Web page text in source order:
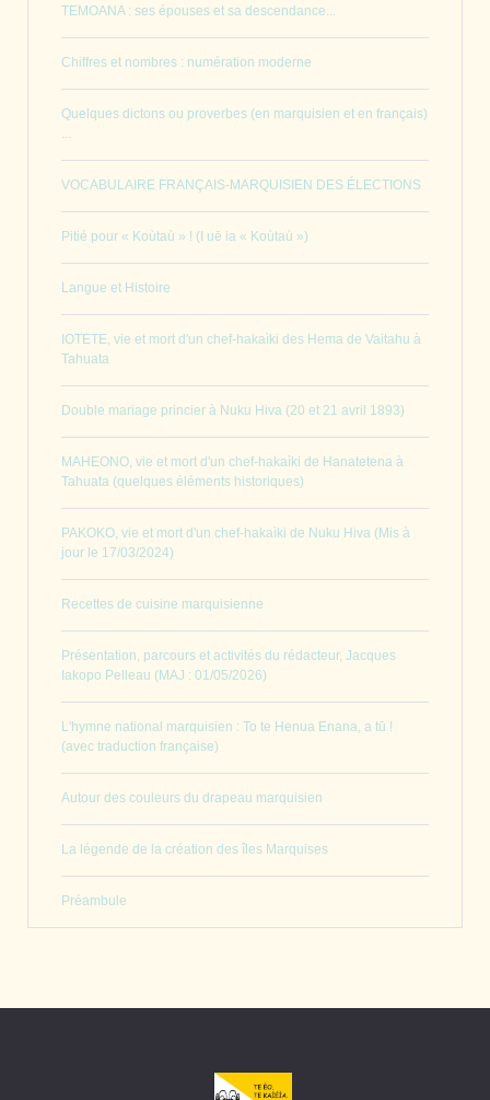
TEMOANA : ses épouses et sa descendance...
Chiffres et nombres : numération moderne
Quelques dictons ou proverbes (en marquisien et en français)
...
VOCABULAIRE FRANÇAIS-MARQUISIEN DES ÉLECTIONS
Pitié pour « Koùtaù » ! (I uē ia « Koùtaù »)
Langue et Histoire
IOTETE, vie et mort d'un chef-hakaìki des Hema de Vaitahu à
Tahuata
Double mariage princier à Nuku Hiva (20 et 21 avril 1893)
MAHEONO, vie et mort d'un chef-hakaìki de Hanatetena à
Tahuata (quelques éléments historiques)
PAKOKO, vie et mort d'un chef-hakaìki de Nuku Hiva (Mis à
jour le 17/03/2024)
Recettes de cuisine marquisienne
Présentation, parcours et activités du rédacteur, Jacques
Iakopo Pelleau (MAJ : 01/05/2026)
L'hymne national marquisien : To te Henua Enana, a tū !
(avec traduction française)
Autour des couleurs du drapeau marquisien
La légende de la création des îles Marquises
Préambule